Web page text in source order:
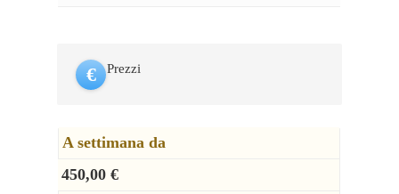
€ Prezzi
A settimana da
450,00 €